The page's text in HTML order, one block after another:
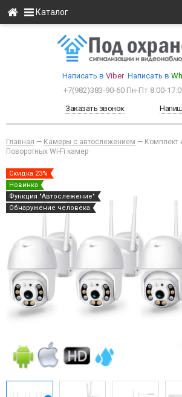
Каталог
Написать в Viber Написать в
+7(982)383-90-60 Пн-Пт 8:00-
Заказать звонок
Главная — Камеры с автослежением — Комплект
Поворотных Wi-Fi камер
Скидка 23%
Новинка
Функция "Автослежение"
Обнаружение человека